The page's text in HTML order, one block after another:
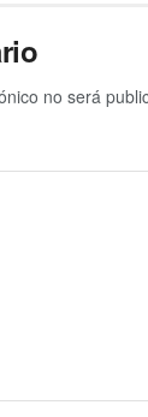
no será